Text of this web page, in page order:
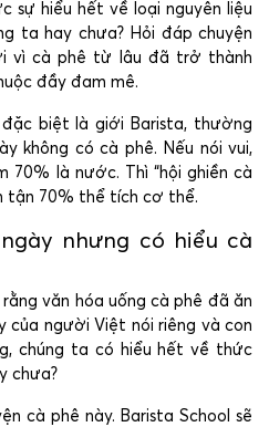
sự hiểu hết về loại nguyên liệu
ta hay chưa? Hỏi đáp chuyện
vì cà phê từ lâu đã trở thành
đầy đam mê.
đặc biệt là giới Barista, thường
không có cà phê. Nếu nói vui,
là nước. Thì “hội ghiền cà
tận 70% thể tích cơ thể.
nhưng có hiểu cà
văn hóa uống cà phê đã ăn
của người Việt nói riêng và con
chúng ta có hiểu hết về thức
chưa?
cà phê này. Barista School sẽ